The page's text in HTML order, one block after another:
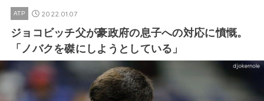
ATP 2022.01.07
ジョコビッチ父が豪政府の息子への対応に憤慨。
「ノバクを磔にしようとしている」